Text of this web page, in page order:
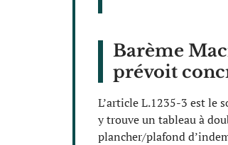
Barème
prévoit
L’article L.1235-3 est le
y trouve un tableau à
plancher/plafond